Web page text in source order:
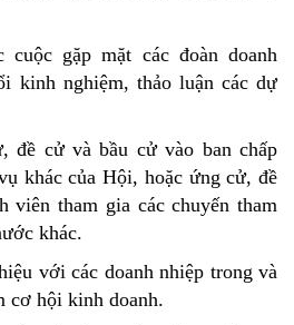
gặp mặt các đoàn doanh
kinh nghiệm, thảo luận các dự
đề cử và bầu cử vào ban chấp
khác của Hội, hoặc ứng cử, đề
viên tham gia các chuyến tham
khác.
với các doanh nhiệp trong và
cơ hội kinh doanh.